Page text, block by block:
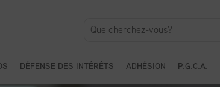
DÉFENSE DES INTÉRÊTS ADHÉSION P.G.C.A.